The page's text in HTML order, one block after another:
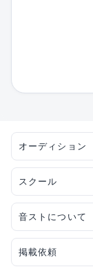
オーディション
スクール
音ストについて
掲載依頼